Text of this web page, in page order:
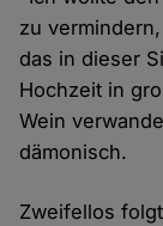
zu
das in dieser
Hochzeit in
Wein
dämonisch.
Zweifellos